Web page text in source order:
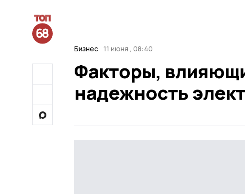
Бизнес 11 июня , 08:40
Факторы,
надежность